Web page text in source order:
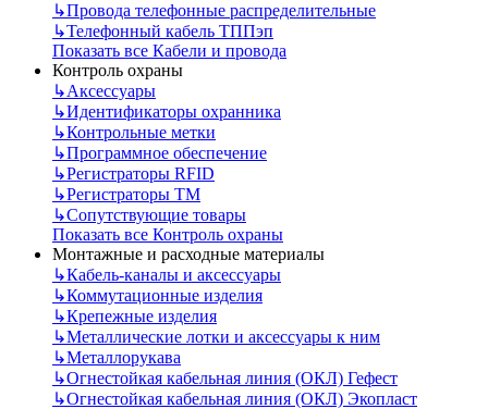
↳Провода телефонные распределительные
↳Телефонный кабель ТППэп
Показать все Кабели и провода
Контроль охраны
↳Аксессуары
↳Идентификаторы охранника
↳Контрольные метки
↳Программное обеспечение
↳Регистраторы RFID
↳Регистраторы ТМ
↳Сопутствующие товары
Показать все Контроль охраны
Монтажные и расходные материалы
↳Кабель-каналы и аксессуары
↳Коммутационные изделия
↳Крепежные изделия
↳Металлические лотки и аксессуары к ним
↳Металлорукава
↳Огнестойкая кабельная линия (ОКЛ) Гефест
↳Огнестойкая кабельная линия (ОКЛ) Экопласт